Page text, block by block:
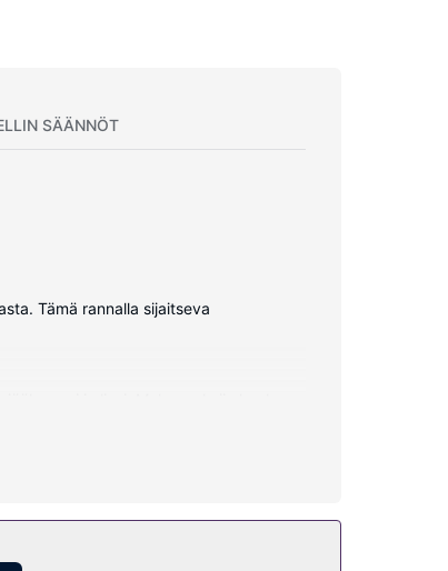
SÄÄNNÖT
Tämä rannalla sijaitseva
yhdistelmä, syvä kylpyamme